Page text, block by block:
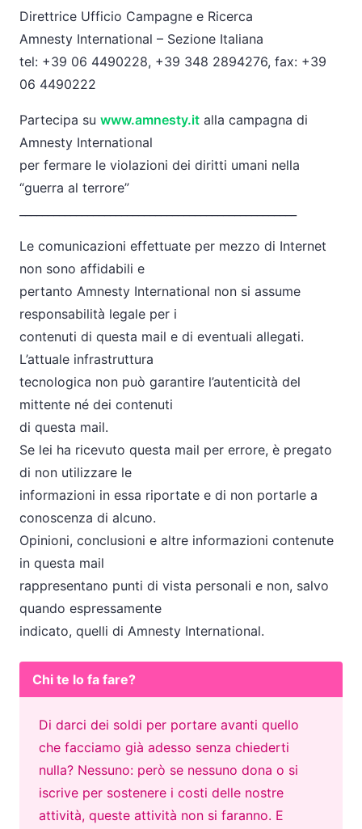
Direttrice Ufficio Campagne e Ricerca
Amnesty International – Sezione Italiana
tel: +39 06 4490228, +39 348 2894276, fax: +39
06 4490222
Partecipa su www.amnesty.it alla campagna di
Amnesty International
per fermare le violazioni dei diritti umani nella
“guerra al terrore”
Le comunicazioni effettuate per mezzo di Internet
non sono affidabili e
pertanto Amnesty International non si assume
responsabilità legale per i
contenuti di questa mail e di eventuali allegati.
L’attuale infrastruttura
tecnologica non può garantire l’autenticità del
mittente né dei contenuti
di questa mail.
Se lei ha ricevuto questa mail per errore, è pregato
di non utilizzare le
informazioni in essa riportate e di non portarle a
conoscenza di alcuno.
Opinioni, conclusioni e altre informazioni contenute
in questa mail
rappresentano punti di vista personali e non, salvo
quando espressamente
indicato, quelli di Amnesty International.
Chi te lo fa fare?
Di darci dei soldi per portare avanti quello
che facciamo già adesso senza chiederti
nulla? Nessuno: però se nessuno dona o si
iscrive per sostenere i costi delle nostre
attività, queste attività non si faranno. E